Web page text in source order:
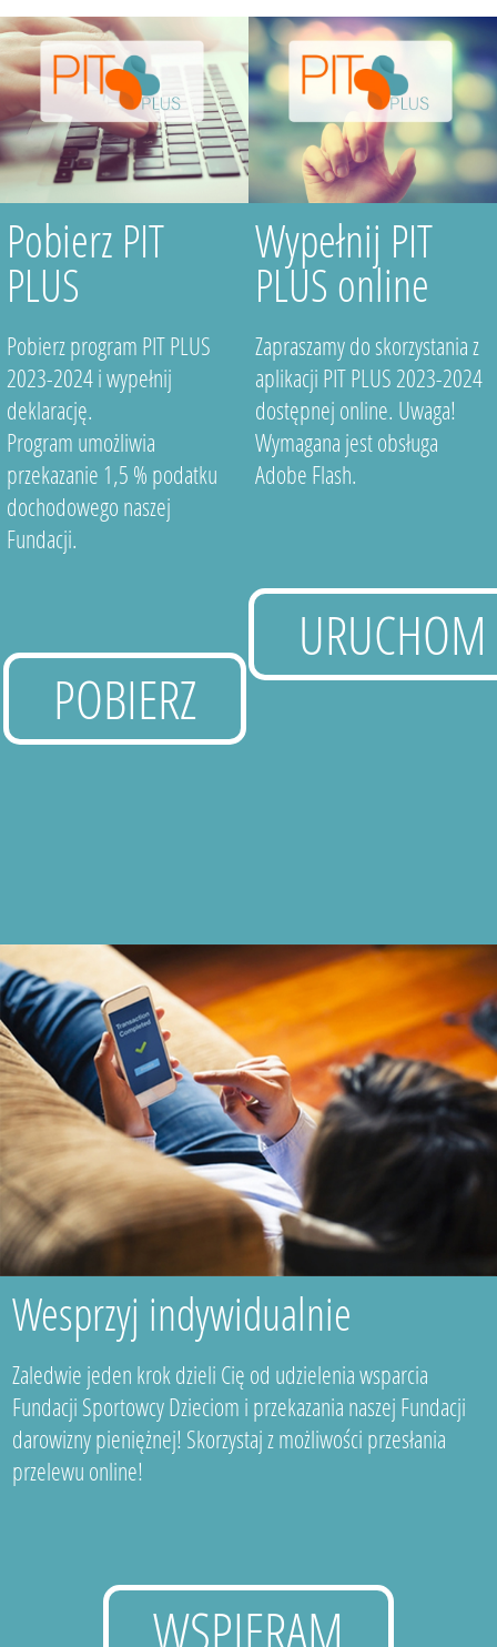
Pobierz PIT
PLUS
Pobierz program PIT PLUS
2023-2024 i wypełnij
deklarację.
Program umożliwia
przekazanie 1,5 % podatku
dochodowego naszej
Fundacji.
POBIERZ
Wypełnij PIT
PLUS online
Zapraszamy do skorzystania z
aplikacji PIT PLUS 2023-2024
dostępnej online. Uwaga!
Wymagana jest obsługa
Adobe Flash.
URUCHOM
Wesprzyj indywidualnie
Zaledwie jeden krok dzieli Cię od udzielenia wsparcia
Fundacji Sportowcy Dzieciom i przekazania naszej Fundacji
darowizny pieniężnej! Skorzystaj z możliwości przesłania
przelewu online!
WSPIERAM